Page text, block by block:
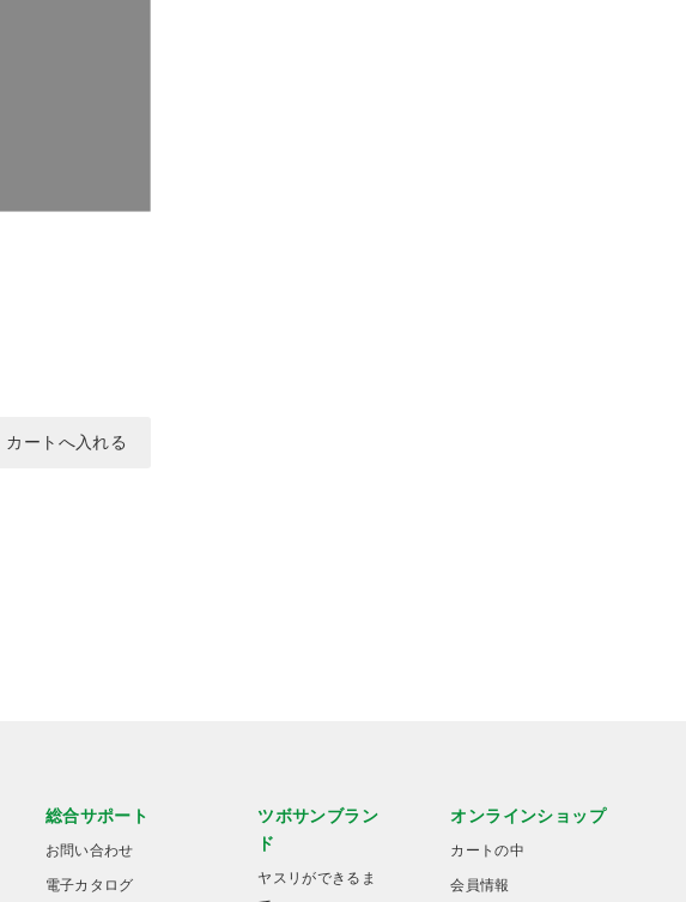
総合サポート
お問い合わせ
電子カタログ
ツボサンブラン
ド
ヤスリができるま
オンラインショップ
カートの中
会員情報